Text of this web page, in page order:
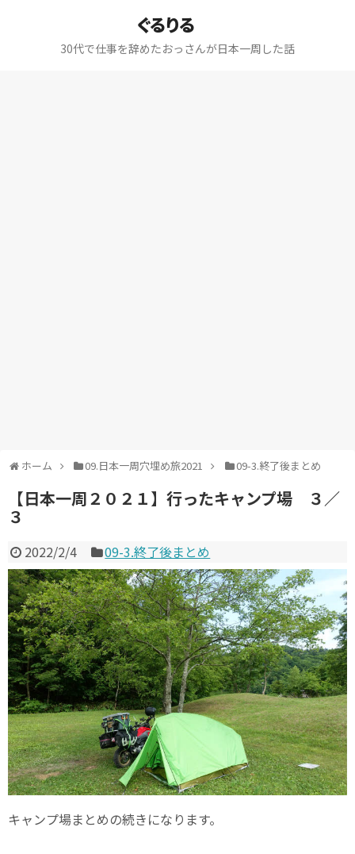
ぐるりる
30代で仕事を辞めたおっさんが日本一周した話
ホーム 09.日本一周穴埋め旅2021 09-3.終了後まとめ
【日本一周２０２１】行ったキャンプ場 ３／
３
2022/2/4 09-3.終了後まとめ
キャンプ場まとめの続きになります。